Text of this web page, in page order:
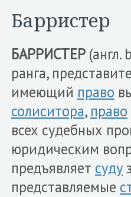
Барристер
БАРРИСТЕР
ранга,
имеющий право
солиситора, право
всех судебных
юридическим
предъявляет суду
представляемые